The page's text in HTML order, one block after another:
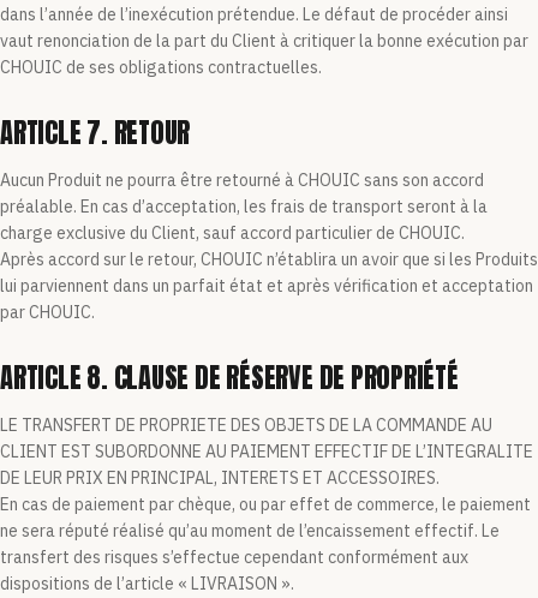
dans l’année de l’inexécution prétendue. Le défaut de procéder ainsi
vaut renonciation de la part du Client à critiquer la bonne exécution par
CHOUIC de ses obligations contractuelles.
ARTICLE 7. RETOUR
Aucun Produit ne pourra être retourné à CHOUIC sans son accord
préalable. En cas d’acceptation, les frais de transport seront à la
charge exclusive du Client, sauf accord particulier de CHOUIC.
Après accord sur le retour, CHOUIC n’établira un avoir que si les Produits
lui parviennent dans un parfait état et après vérification et acceptation
par CHOUIC.
ARTICLE 8. CLAUSE DE RÉSERVE DE PROPRIÉTÉ
LE TRANSFERT DE PROPRIETE DES OBJETS DE LA COMMANDE AU
CLIENT EST SUBORDONNE AU PAIEMENT EFFECTIF DE L’INTEGRALITE
DE LEUR PRIX EN PRINCIPAL, INTERETS ET ACCESSOIRES.
En cas de paiement par chèque, ou par effet de commerce, le paiement
ne sera réputé réalisé qu’au moment de l’encaissement effectif. Le
transfert des risques s’effectue cependant conformément aux
dispositions de l’article « LIVRAISON ».